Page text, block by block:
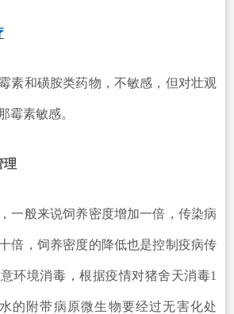
和磺胺类药物，不敏感，但对壮观
霉素敏感。
管理
般来说饲养密度增加一倍，传染病
倍，饲养密度的降低也是控制疫病传
环境消毒，根据疫情对猪舍天消毒1
的附带病原微生物要经过无害化处